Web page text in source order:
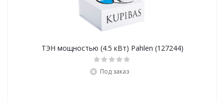
ТЭН мощностью (4.5 кВт) Pahlen (127244)
Под заказ